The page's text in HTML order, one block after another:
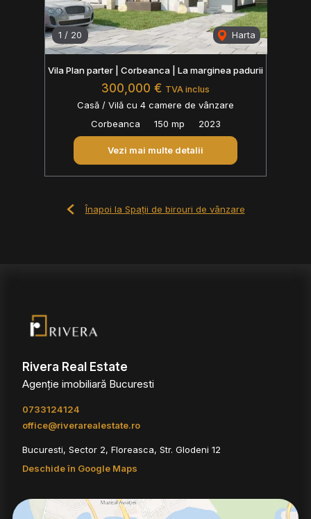
1 / 20 Harta
Vila Plan parter | Corbeanca | La marginea padurii
300,000 € TVA inclus
Casă / Vilă cu 4 camere de vânzare
Corbeanca
150 mp 2023
Vezi mai multe detalii
Înapoi la Spații de birouri de vânzare
Rivera Real Estate
Agenție imobiliară Bucuresti
0733124124
office@riverarealestate.ro
Bucuresti, Sector 2, Floreasca, Str. Glodeni 12
Deschide în Google Maps